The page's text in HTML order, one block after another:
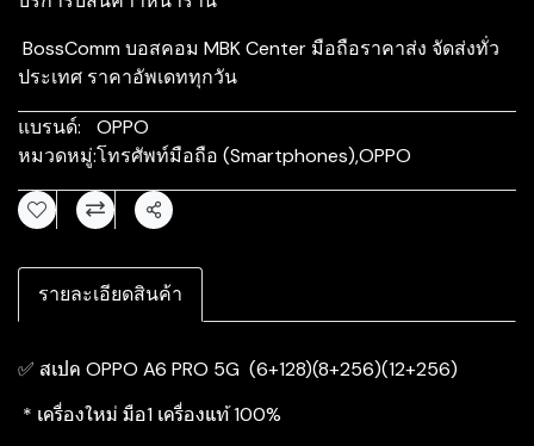
BossComm บอสคอม MBK Center มือถือราคาส่ง จัดส่งทั่ว
ประเทศ ราคาอัพเดททุกวัน
แบรนด์:
OPPO
หมวดหมู่:โทรศัพท์มือถือ (Smartphones),OPPO
แชร์
รายละเอียดสินค้า
✅ สเปค OPPO A6 PRO 5G (6+128)(8+256)(12+256)
* เครื่องใหม่ มือ1 เครื่องแท้ 100%